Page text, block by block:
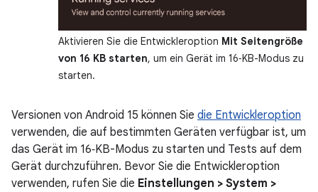
Aktivieren Sie die Entwickleroption Mit Seitengröße
von 16 KB starten, um ein Gerät im 16‑KB-Modus zu
starten.
Versionen von Android 15 können Sie die Entwickleroption
verwenden, die auf bestimmten Geräten verfügbar ist, um
das Gerät im 16‑KB-Modus zu starten und Tests auf dem
Gerät durchzuführen. Bevor Sie die Entwickleroption
verwenden, rufen Sie die Einstellungen > System >